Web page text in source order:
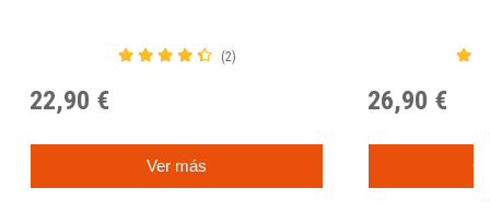
(2)
22,90 €
Ver más
26,90 €